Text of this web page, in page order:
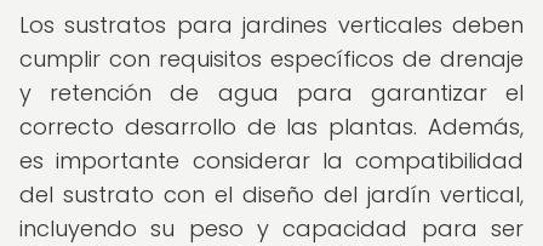
Los sustratos para jardines verticales deben
cumplir con requisitos específicos de drenaje
y retención de agua para garantizar el
correcto desarrollo de las plantas. Además,
es importante considerar la compatibilidad
del sustrato con el diseño del jardín vertical,
incluyendo su peso y capacidad para ser